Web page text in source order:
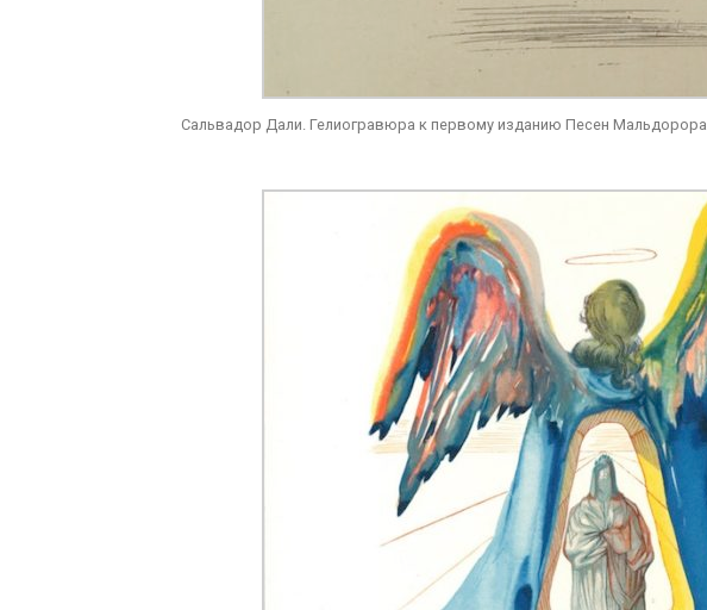
Сальвадор Дали. Гелиогравюра к первому изданию Песен Мальдорора